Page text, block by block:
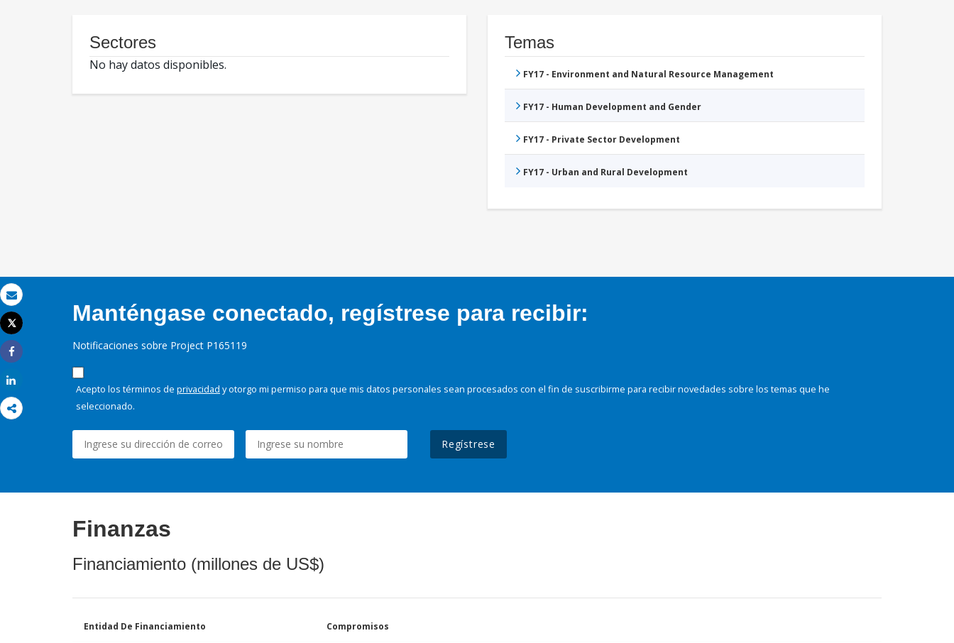
Correo electrónico
Imprimir
Tweet
Share
Sectores
No hay datos disponibles.
Temas
FY17 - Environment and Natural Resource Management
FY17 - Human Development and Gender
FY17 - Private Sector Development
FY17 - Urban and Rural Development
Manténgase conectado, regístrese para recibir:
Notificaciones sobre Project P165119
Acepto los términos de privacidad y otorgo mi permiso para que mis datos personales sean procesados con el fin de suscribirme para recibir novedades sobre los temas que he
seleccionado.
Regístrese
Finanzas
Financiamiento (millones de US$)
Entidad De Financiamiento Compromisos